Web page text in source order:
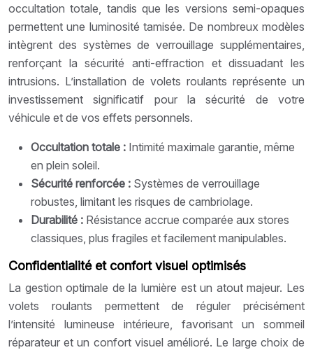
occultation totale, tandis que les versions semi-opaques
permettent une luminosité tamisée. De nombreux modèles
intègrent des systèmes de verrouillage supplémentaires,
renforçant la sécurité anti-effraction et dissuadant les
intrusions. L’installation de volets roulants représente un
investissement significatif pour la sécurité de votre
véhicule et de vos effets personnels.
Occultation totale : Intimité maximale garantie, même
en plein soleil.
Sécurité renforcée : Systèmes de verrouillage
robustes, limitant les risques de cambriolage.
Durabilité : Résistance accrue comparée aux stores
classiques, plus fragiles et facilement manipulables.
Confidentialité et confort visuel optimisés
La gestion optimale de la lumière est un atout majeur. Les
volets roulants permettent de réguler précisément
l’intensité lumineuse intérieure, favorisant un sommeil
réparateur et un confort visuel amélioré. Le large choix de